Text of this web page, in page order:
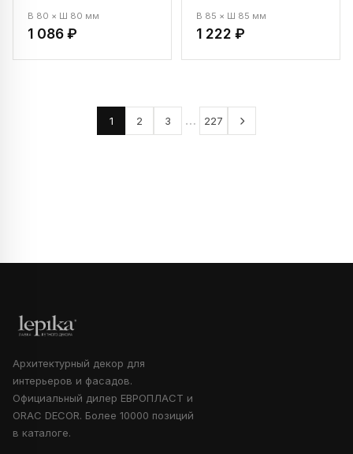
В 80 × Ш 80 мм
1 086 ₽
В 85 × Ш 85 мм
1 222 ₽
1 2 3 … 227
Архитектурный декор для
интерьеров и фасадов.
Официальный дилер ЕВРОПЛАСТ и
ORAC DECOR. Более 10000 позиций
в каталоге.